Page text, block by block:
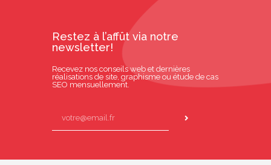
Restez à l’affût via notre
newsletter!
Recevez nos conseils web et dernières
réalisations de site, graphisme ou étude de cas
SEO mensuellement.